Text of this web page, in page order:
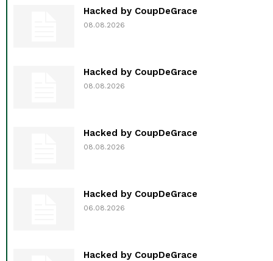
Hacked by CoupDeGrace
08.08.2026
Hacked by CoupDeGrace
08.08.2026
Hacked by CoupDeGrace
08.08.2026
Hacked by CoupDeGrace
06.08.2026
Hacked by CoupDeGrace